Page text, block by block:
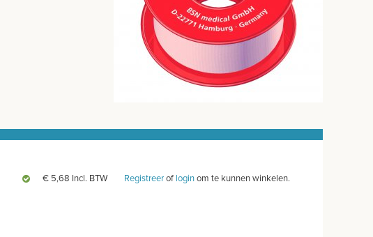
€ 5,68 Incl. BTW Registreerof loginom te kunnen winkelen.